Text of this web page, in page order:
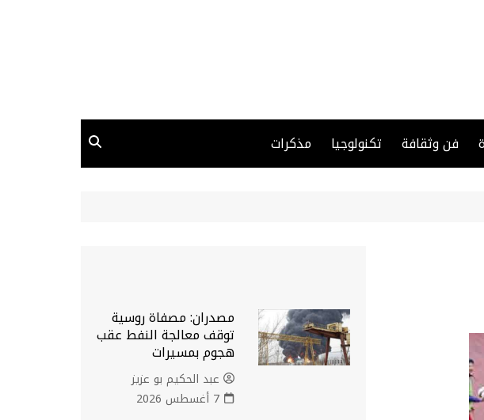
فن وثقافة تكنولوجيا مذكرات
مصدران: مصفاة روسية
توقف معالجة النفط عقب
هجوم بمسيرات
عبد الحكيم بو عزيز
7 أغسطس 2026